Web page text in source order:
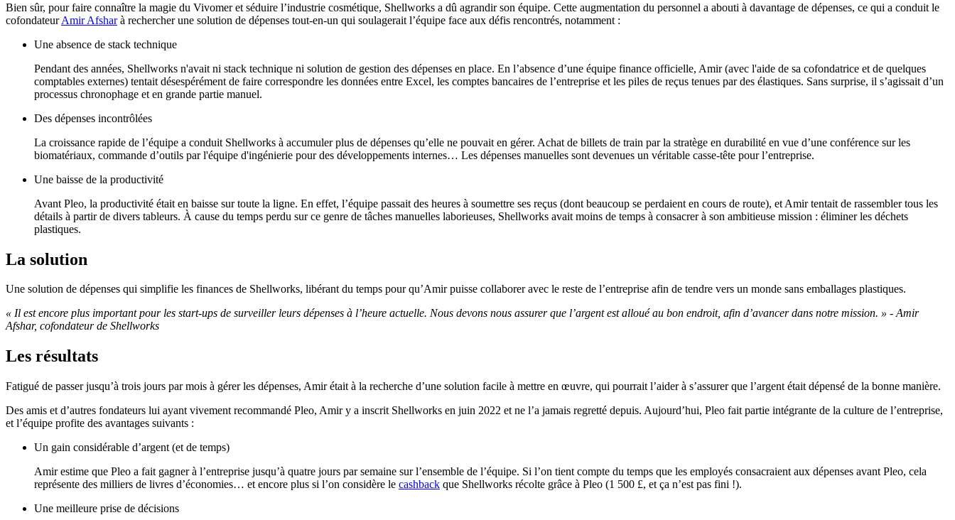
Bien sûr, pour faire connaître la magie du Vivomer et séduire l’industrie cosmétique, Shellworks a dû agrandir son équipe. Cette augmentation du personnel a abouti à davantage de dépenses, ce qui a conduit le
cofondateurAmir Afsharà rechercher une solution de dépenses tout-en-un qui soulagerait l’équipe face aux défis rencontrés, notamment :
Une absence de stack technique
Pendant des années, Shellworks n'avait ni stack technique ni solution de gestion des dépenses en place. En l’absence d’une équipe finance officielle, Amir (avec l'aide de sa cofondatrice et de quelques
comptables externes) tentait désespérément de faire correspondre les données entre Excel, les comptes bancaires de l’entreprise et les piles de reçus tenues par des élastiques. Sans surprise, il s’agissait d’un
processus chronophage et en grande partie manuel.
Des dépenses incontrôlées
La croissance rapide de l’équipe a conduit Shellworks à accumuler plus de dépenses qu’elle ne pouvait en gérer. Achat de billets de train par la stratège en durabilité en vue d’une conférence sur les
biomatériaux, commande d’outils par l'équipe d'ingénierie pour des développements internes… Les dépenses manuelles sont devenues un véritable casse-tête pour l’entreprise.
Une baisse de la productivité
Avant Pleo, la productivité était en baisse sur toute la ligne. En effet, l’équipe passait des heures à soumettre ses reçus (dont beaucoup se perdaient en cours de route), et Amir tentait de rassembler tous les
détails à partir de divers tableurs. À cause du temps perdu sur ce genre de tâches manuelles laborieuses, Shellworks avait moins de temps à consacrer à son ambitieuse mission : éliminer les déchets
plastiques.
La solution
Une solution de dépenses qui simplifie les finances de Shellworks, libérant du temps pour qu’Amir puisse collaborer avec le reste de l’entreprise afin de tendre vers un monde sans emballages plastiques.
« Il est encore plus important pour les start-ups de surveiller leurs dépenses à l’heure actuelle. Nous devons nous assurer que l’argent est alloué au bon endroit, afin d’avancer dans notre mission. » - Amir
Afshar, cofondateur de Shellworks
Les résultats
Fatigué de passer jusqu’à trois jours par mois à gérer les dépenses, Amir était à la recherche d’une solution facile à mettre en œuvre, qui pourrait l’aider à s’assurer que l’argent était dépensé de la bonne manière.
Des amis et d’autres fondateurs lui ayant vivement recommandé Pleo, Amir y a inscrit Shellworks en juin 2022 et ne l’a jamais regretté depuis. Aujourd’hui, Pleo fait partie intégrante de la culture de l’entreprise,
et l’équipe profite des avantages suivants :
Un gain considérable d’argent (et de temps)
Amir estime que Pleo a fait gagner à l’entreprise jusqu’à quatre jours par semaine sur l’ensemble de l’équipe. Si l’on tient compte du temps que les employés consacraient aux dépenses avant Pleo, cela
représente des milliers de livres d’économies… et encore plus si l’on considère le cashback que Shellworks récolte grâce à Pleo (1 500 £, et ça n’est pas fini !).
Une meilleure prise de décisions